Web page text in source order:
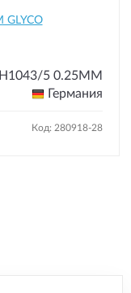
H1043/5 0.25MM
Германия
Код: 280918-28